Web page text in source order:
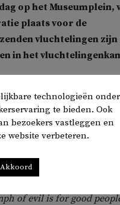
op het Museumplein,
plaats voor de
vluchtelingen zijn
in het
BIJ1 georganiseerd.
Vluchtelingenwerk
Gaan Ze Halen en
als ‘Grenzen zijn
of evil is for good
technologieën onder
te bieden. Ook
bezoekers vastleggen en
website verbeteren.
Akkoord